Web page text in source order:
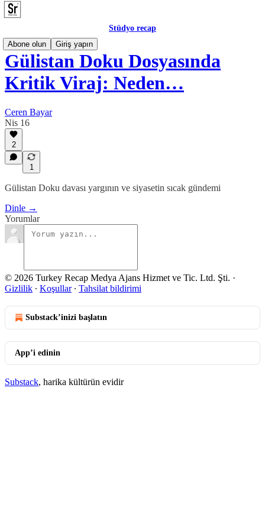
Stüdyo recap
Abone olun
Giriş yapın
Gülistan Doku Dosyasında
Kritik Viraj: Neden…
Ceren Bayar
Nis 16
2
1
Gülistan Doku davası yargının ve siyasetin sıcak gündemi
Dinle →
Yorumlar
© 2026 Turkey Recap Medya Ajans Hizmet ve Tic. Ltd. Şti. ·
Gizlilik ∙ Koşullar∙ Tahsilat bildirimi
Substack’inizi başlatın
App’i edinin
Substack, harika kültürün evidir